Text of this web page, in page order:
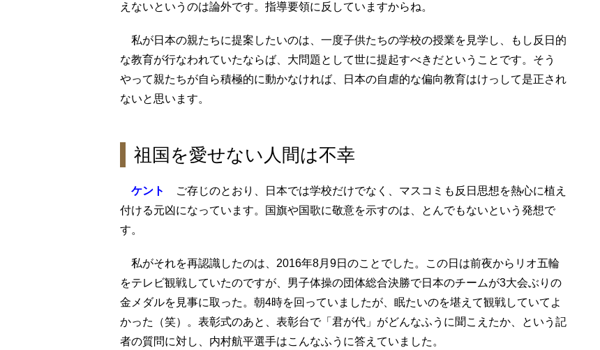
えないというのは論外です。指導要領に反していますからね。
私が日本の親たちに提案したいのは、一度子供たちの学校の授業を見学し、もし反日的
な教育が行なわれていたならば、大問題として世に提起すべきだということです。そう
やって親たちが自ら積極的に動かなければ、日本の自虐的な偏向教育はけっして是正され
ないと思います。
祖国を愛せない人間は不幸
ケント
ご存じのとおり、日本では学校だけでなく、マスコミも反日思想を熱心に植え
付ける元凶になっています。国旗や国歌に敬意を示すのは、とんでもないという発想で
す。
私がそれを再認識したのは、2016年8月9日のことでした。この日は前夜からリオ五輪
をテレビ観戦していたのですが、男子体操の団体総合決勝で日本のチームが3大会ぶりの
金メダルを見事に取った。朝4時を回っていましたが、眠たいのを堪えて観戦していてよ
かった（笑）。表彰式のあと、表彰台で「君が代」がどんなふうに聞こえたか、という記
者の質問に対し、内村航平選手はこんなふうに答えていました。